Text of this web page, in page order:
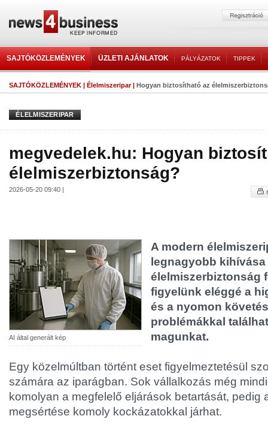
SAJTÓKÖZLEMÉNYEK ÜZLETI AJÁNLATOK PÁLYÁZATOK TIPPEK
SAJTÓKÖZLEMÉNYEK | Élelmiszeripar| Hogyan biztosítható az
ÉLELMISZERIPAR
megvedelek.hu: Hogyan
élelmiszerbiztonság?
2026-05-20 09:40 |
AI által generált kép
A modern
legnagyobb kihívása
élelmiszerbiztonság
figyelünk eléggé a
és a nyomon
problémákkal
magunkat.
Egy közelmúltban történt eset figyelmeztetésül
számára az iparágban. Sok vállalkozás még
komolyan a megfelelő eljárások betartását, pedig
megsértése komoly kockázatokkal járhat.